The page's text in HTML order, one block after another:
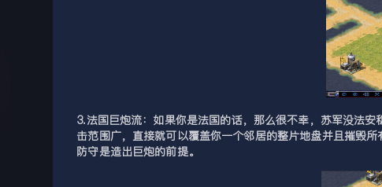
3.法国巨炮流：如果你是法国的话，那么很不幸，苏军没法
击范围广，直接就可以覆盖你一个邻居的整片地盘并且摧毁
防守是造出巨炮的前提。